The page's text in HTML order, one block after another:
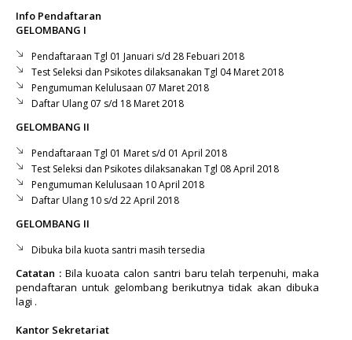
Info Pendaftaran
GELOMBANG I
Pendaftaraan Tgl 01 Januari s/d 28 Febuari 2018
Test Seleksi dan Psikotes dilaksanakan Tgl 04 Maret 2018
Pengumuman Kelulusaan 07 Maret 2018
Daftar Ulang 07 s/d 18 Maret 2018
GELOMBANG II
Pendaftaraan Tgl 01 Maret s/d 01 April 2018
Test Seleksi dan Psikotes dilaksanakan Tgl 08 April 2018
Pengumuman Kelulusaan 10 April 2018
Daftar Ulang 10 s/d 22 April 2018
GELOMBANG II
Dibuka bila kuota santri masih tersedia
Catatan :Bila kuoata calon santri baru telah terpenuhi, maka
pendaftaran untuk gelombang berikutnya tidak akan dibuka
lagi .
Kantor Sekretariat